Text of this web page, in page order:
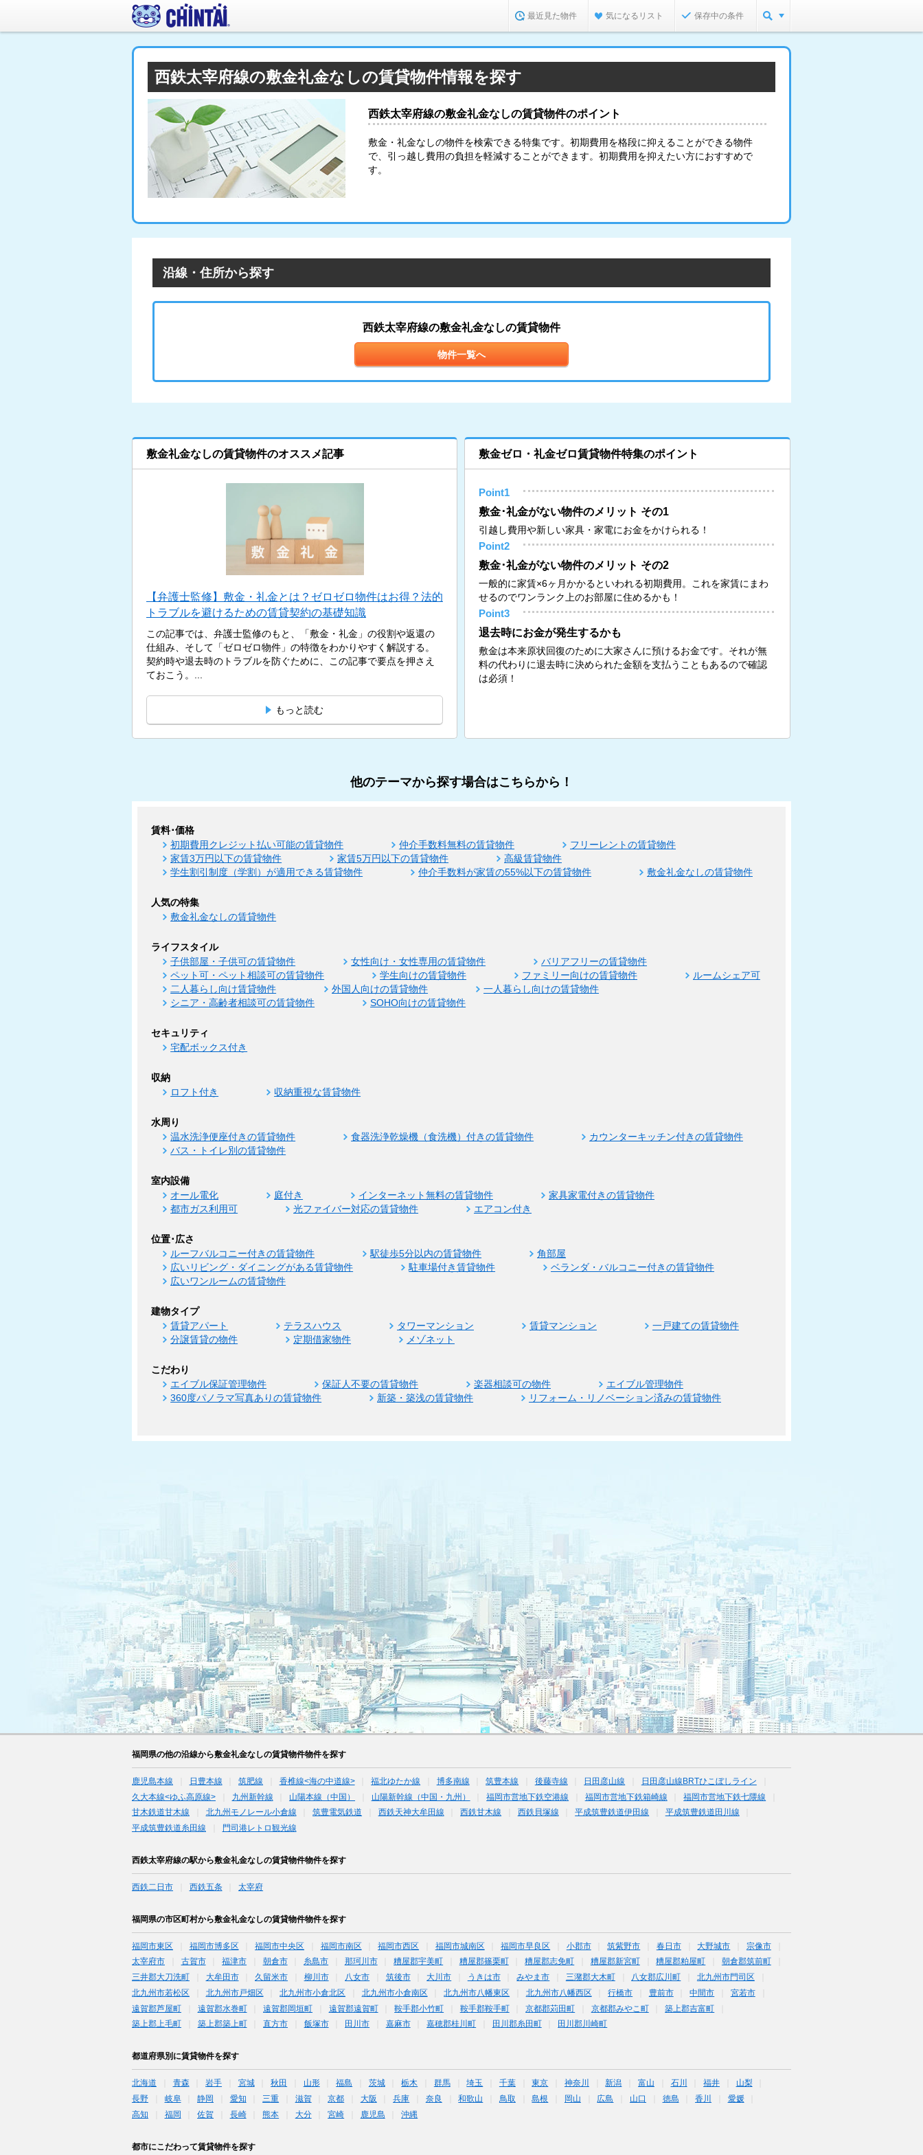
最近見た物件 気になるリスト 保存中の条件
西鉄太宰府線の敷金礼金なしの賃貸物件情報を探す
西鉄太宰府線の敷金礼金なしの賃貸物件のポイント
敷金・礼金なしの物件を検索できる特集です。初期費用を格段に抑えることができる物件
で、引っ越し費用の負担を軽減することができます。初期費用を抑えたい方におすすめで
す。
沿線・住所から探す
西鉄太宰府線の敷金礼金なしの賃貸物件
物件一覧へ
敷金礼金なしの賃貸物件のオススメ記事
【弁護士監修】敷金・礼金とは？ゼロゼロ物件はお得？法的
トラブルを避けるための賃貸契約の基礎知識
この記事では、弁護士監修のもと、「敷金・礼金」の役割や返還の
仕組み、そして「ゼロゼロ物件」の特徴をわかりやすく解説する。
契約時や退去時のトラブルを防ぐために、この記事で要点を押さえ
ておこう。...
もっと読む
敷金ゼロ・礼金ゼロ賃貸物件特集のポイント
Point1
敷金･礼金がない物件のメリット その1
引越し費用や新しい家具・家電にお金をかけられる！
Point2
敷金･礼金がない物件のメリット その2
一般的に家賃×6ヶ月かかるといわれる初期費用。これを家賃にまわ
せるのでワンランク上のお部屋に住めるかも！
Point3
退去時にお金が発生するかも
敷金は本来原状回復のために大家さんに預けるお金です。それが無
料の代わりに退去時に決められた金額を支払うこともあるので確認
は必須！
他のテーマから探す場合はこちらから！
賃料･価格
初期費用クレジット払い可能の賃貸物件 仲介手数料無料の賃貸物件
フリーレントの賃貸物件
家賃3万円以下の賃貸物件
家賃5万円以下の賃貸物件
高級賃貸物件
学生割引制度（学割）が適用できる賃貸物件
仲介手数料が家賃の55%以下の賃貸物件 敷金礼金なしの賃貸物件
人気の特集
敷金礼金なしの賃貸物件
ライフスタイル
子供部屋・子供可の賃貸物件 女性向け・女性専用の賃貸物件
バリアフリーの賃貸物件
ペット可・ペット相談可の賃貸物件
学生向けの賃貸物件 ファミリー向けの賃貸物件
ルームシェア可
二人暮らし向け賃貸物件
外国人向けの賃貸物件
一人暮らし向けの賃貸物件
シニア・高齢者相談可の賃貸物件
SOHO向けの賃貸物件
セキュリティ
宅配ボックス付き
収納
ロフト付き 収納重視な賃貸物件
水周り
温水洗浄便座付きの賃貸物件 食器洗浄乾燥機（食洗機）付きの賃貸物件
カウンターキッチン付きの賃貸物件
バス・トイレ別の賃貸物件
室内設備
オール電化 庭付き インターネット無料の賃貸物件
家具家電付きの賃貸物件
都市ガス利用可
光ファイバー対応の賃貸物件 エアコン付き
位置･広さ
ルーフバルコニー付きの賃貸物件 駅徒歩5分以内の賃貸物件
角部屋
広いリビング・ダイニングがある賃貸物件
駐車場付き賃貸物件
ベランダ・バルコニー付きの賃貸物件
広いワンルームの賃貸物件
建物タイプ
賃貸アパート テラスハウス タワーマンション 賃貸マンション
一戸建ての賃貸物件
分譲賃貸の物件
定期借家物件 メゾネット
こだわり
エイブル保証管理物件 保証人不要の賃貸物件 楽器相談可の物件
エイブル管理物件
360度パノラマ写真ありの賃貸物件
新築・築浅の賃貸物件 リフォーム・リノベーション済みの賃貸物件
福岡県の他の沿線から敷金礼金なしの賃貸物件物件を探す
鹿児島本線 日豊本線 筑肥線 香椎線<海の中道線> 福北ゆたか線 博多南線 筑豊本線 後藤寺線 日田彦山線
日田彦山線BRTひこぼしライン
久大本線<ゆふ高原線>
九州新幹線 山陽本線（中国） 山陽新幹線（中国・九州） 福岡市営地下鉄空港線 福岡市営地下鉄箱崎線
福岡市営地下鉄七隈線
甘木鉄道甘木線
北九州モノレール小倉線 筑豊電気鉄道 西鉄天神大牟田線 西鉄甘木線 西鉄貝塚線 平成筑豊鉄道伊田線
平成筑豊鉄道田川線
平成筑豊鉄道糸田線
門司港レトロ観光線
西鉄太宰府線の駅から敷金礼金なしの賃貸物件物件を探す
西鉄二日市 西鉄五条 太宰府
福岡県の市区町村から敷金礼金なしの賃貸物件物件を探す
福岡市東区 福岡市博多区 福岡市中央区 福岡市南区 福岡市西区 福岡市城南区 福岡市早良区 小郡市 筑紫野市 春日市 大野城市
宗像市
太宰府市
古賀市 福津市 朝倉市 糸島市 那珂川市 糟屋郡宇美町 糟屋郡篠栗町 糟屋郡志免町 糟屋郡新宮町 糟屋郡粕屋町
朝倉郡筑前町
三井郡大刀洗町
大牟田市 久留米市 柳川市 八女市 筑後市 大川市 うきは市 みやま市 三潴郡大木町 八女郡広川町
北九州市門司区
北九州市若松区
北九州市戸畑区 北九州市小倉北区 北九州市小倉南区 北九州市八幡東区 北九州市八幡西区 行橋市 豊前市 中間市
宮若市
遠賀郡芦屋町
遠賀郡水巻町 遠賀郡岡垣町 遠賀郡遠賀町 鞍手郡小竹町 鞍手郡鞍手町 京都郡苅田町 京都郡みやこ町
築上郡吉富町
築上郡上毛町
築上郡築上町 直方市 飯塚市 田川市 嘉麻市 嘉穂郡桂川町 田川郡糸田町 田川郡川崎町
都道府県別に賃貸物件を探す
北海道 青森 岩手 宮城 秋田 山形 福島 茨城 栃木 群馬 埼玉 千葉 東京 神奈川 新潟 富山 石川 福井
山梨
長野
岐阜 静岡 愛知 三重 滋賀 京都 大阪 兵庫 奈良 和歌山 鳥取 島根 岡山 広島 山口 徳島 香川
愛媛
高知
福岡 佐賀 長崎 熊本 大分 宮崎 鹿児島 沖縄
都市にこだわって賃貸物件を探す